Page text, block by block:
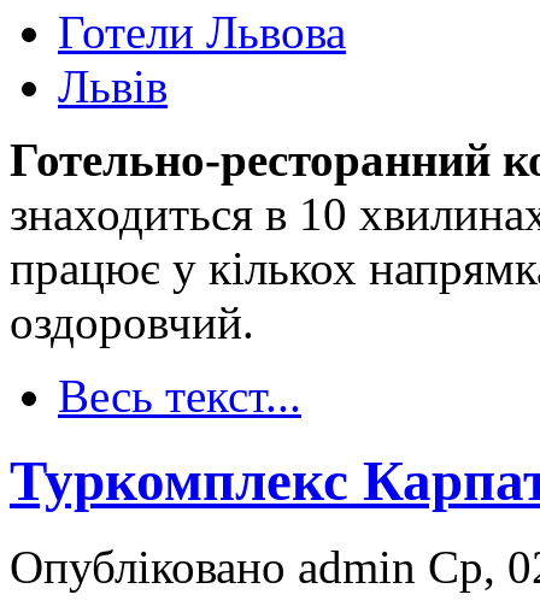
Готели Львова
Львів
Готельно-ресторанний
знаходиться в 10
працює у кількох
оздоровчий.
Весь текст...
Туркомплекс
Опубліковано admin Ср,